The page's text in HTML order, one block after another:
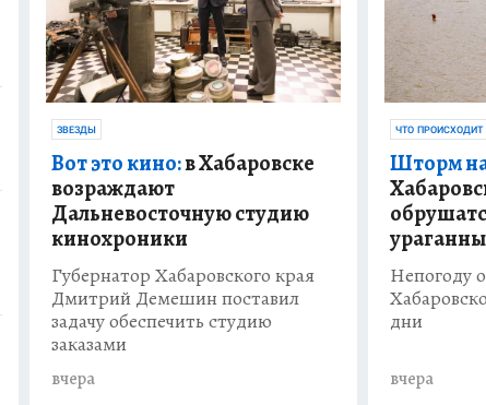
ЗВЕЗДЫ
Вот это кино:в Хабаровске
возраждают
Дальневосточную студию
кинохроники
Губернатор Хабаровского края
Дмитрий Демешин поставил
задачу обеспечить студию
заказами
вчера
ЧТО ПРОИСХОДИТ
Шторм
Непогоду
дни
вчера